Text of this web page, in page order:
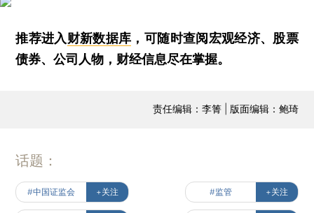
推荐进入财新数据库 ，可随时查阅宏观经济、股票
债券、公司人物，财经信息尽在掌握。
责任编辑：李箐 | 版面编辑：鲍琦
话题：
#中国证监会 +关注 #监管 +关注